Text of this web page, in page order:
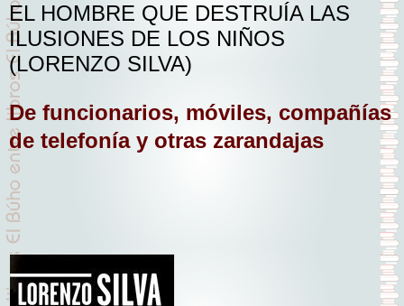
EL HOMBRE QUE DESTRUÍA LAS
ILUSIONES DE LOS NIÑOS
(LORENZO SILVA)
De funcionarios, móviles, compañías
de telefonía y otras zarandajas